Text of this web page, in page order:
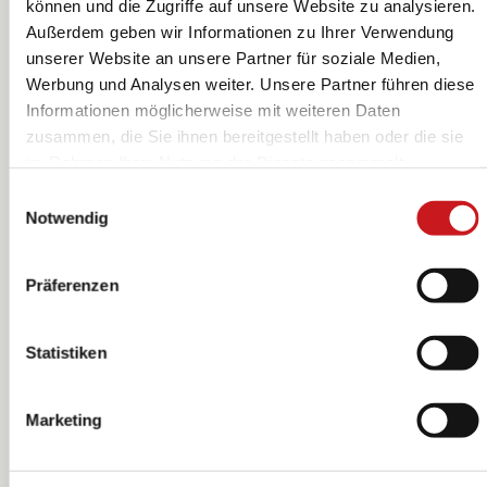
können und die Zugriffe auf unsere Website zu analysieren.
Außerdem geben wir Informationen zu Ihrer Verwendung
unserer Website an unsere Partner für soziale Medien,
Werbung und Analysen weiter. Unsere Partner führen diese
Informationen möglicherweise mit weiteren Daten
zusammen, die Sie ihnen bereitgestellt haben oder die sie
mehr darüber, wer wir sind, wie Sie uns kontaktieren
können und wie wir personenbezogene Daten verarbeiten.
Notwendig
Präferenzen
Statistiken
Marketing
Acrylic Ball |
round, Ø 120
mm, transparent
Acrylic Ball |
round, Ø 140
mm, transparent